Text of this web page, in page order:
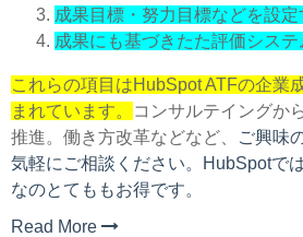
成果目標・努力目標などを設定
成果にも基づきたた評価システ
これらの項目はHubSpot ATFの企業
まれています。
コンサルテイングか
推進。働き方改革などなど、
ご興味
気軽にご相談ください。HubSpotで
なのとてももお得です。
Read More